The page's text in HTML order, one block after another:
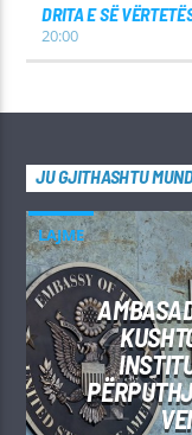
DRITA E SË
20:00
JU GJITHASHTU
LAJME